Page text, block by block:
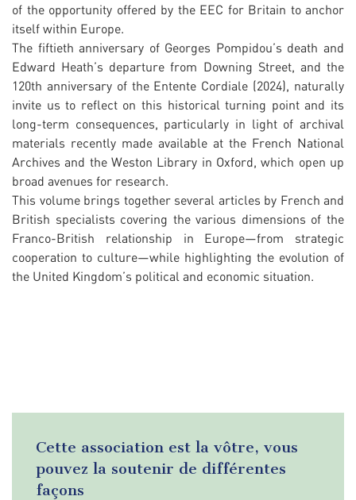
of the opportunity offered by the EEC for Britain to anchor
itself within Europe.
The fiftieth anniversary of Georges Pompidou’s death and
Edward Heath’s departure from Downing Street, and the
120th anniversary of the Entente Cordiale (2024), naturally
invite us to reflect on this historical turning point and its
long-term consequences, particularly in light of archival
materials recently made available at the French National
Archives and the Weston Library in Oxford, which open up
broad avenues for research.
This volume brings together several articles by French and
British specialists covering the various dimensions of the
Franco-British relationship in Europe—from strategic
cooperation to culture—while highlighting the evolution of
the United Kingdom’s political and economic situation.
Cette association est la vôtre, vous
pouvez la soutenir de différentes
façons